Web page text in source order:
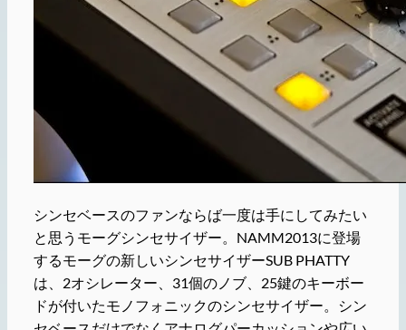
シンセベースのファンならば一度は手にしてみたい
と思うモーグシンセサイザー。NAMM2013に登場
するモーグの新しいシンセサイザーSUB PHATTY
は、2オシレーター、31個のノブ、25鍵のキーボー
ドが付いたモノフォニックのシンセサイザー。シン